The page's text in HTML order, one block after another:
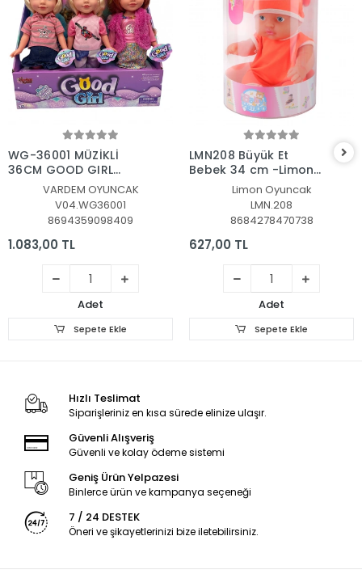
Sepete Ekle
WG-36001 MÜZİKLİ
36CM GOOD GIRL
VARDEM OYUNCAK
V04.WG36001
8694359098409
1.083,00 TL
Adet
Sepete Ekle
LMN208 Büyük Et
Bebek 34 cm -Limon
OyuncakLimon Oyuncak
LMN.208
8684278470738
627,00 TL
Adet
Sepete Ekle
Hızlı Teslimat
Siparişleriniz en kısa sürede elinize ulaşır.
Güvenli Alışveriş
Güvenli ve kolay ödeme sistemi
Geniş Ürün Yelpazesi
Binlerce ürün ve kampanya seçeneği
7 / 24 DESTEK
Öneri ve şikayetlerinizi bize iletebilirsiniz.